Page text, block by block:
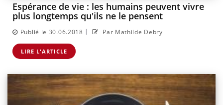
Espérance de vie : les humains peuvent vivre
plus longtemps qu'ils ne le pensent
Publié le 30.06.2018 | Par Mathilde Debry
LIRE L'ARTICLE